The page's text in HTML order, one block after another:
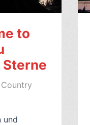
to
Sterne
und